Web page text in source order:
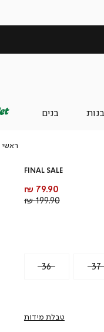
בנות בנים
ראשי
FINAL SALE
מחיר
מוצר
79.90 ₪
מחיר
199.90 ₪
36 37
טבלת מידות